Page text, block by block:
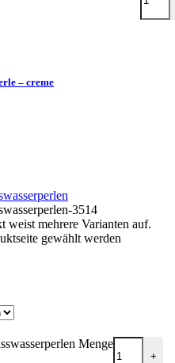
– creme
weist mehrere Varianten auf.
gewählt werden
Menge
+